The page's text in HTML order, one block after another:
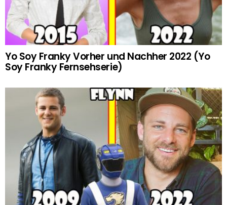
Yo Soy Franky Vorher und Nachher 2022 (Yo
Soy Franky Fernsehserie)